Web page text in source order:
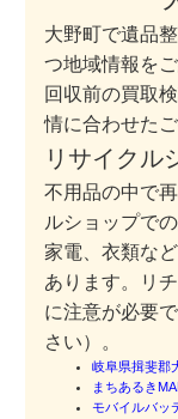
大野町で遺品
つ地域情報を
回収前の買取
情に合わせた
リサイクル
不用品の中で
ルショップで
家電、衣類な
あります。リ
に注意が必要
さい）。
岐阜県揖斐郡
まちあるき
モバイルバッ